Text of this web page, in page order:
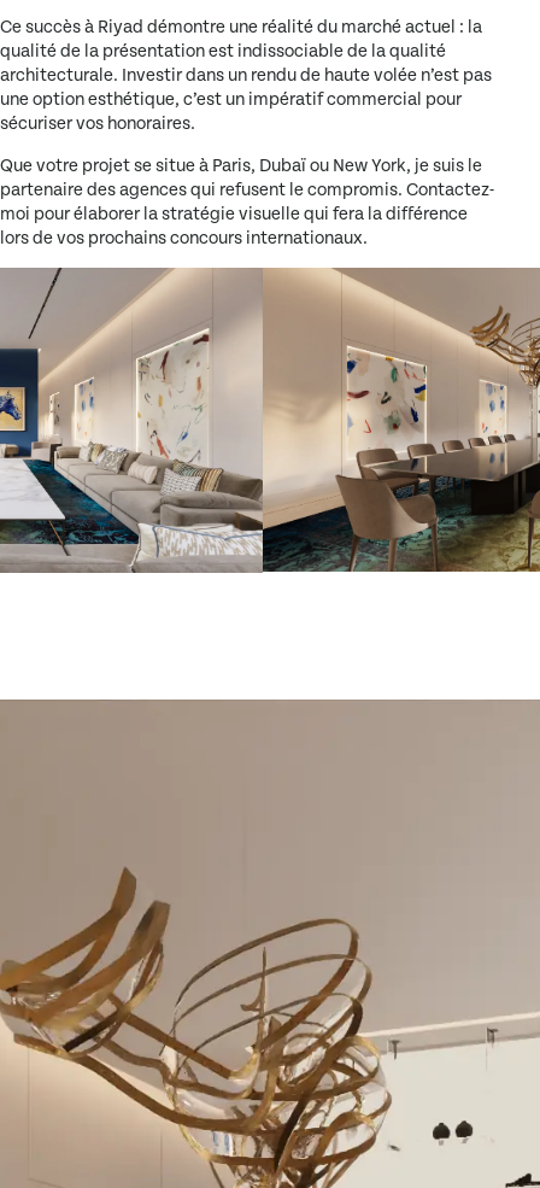
Ce succès à Riyad démontre une réalité du marché actuel : la
qualité de la présentation est indissociable de la qualité
architecturale. Investir dans un rendu de haute volée n’est pas
une option esthétique, c’est un impératif commercial pour
sécuriser vos honoraires.
Que votre projet se situe à Paris, Dubaï ou New York, je suis le
partenaire des agences qui refusent le compromis. Contactez-
moi pour élaborer la stratégie visuelle qui fera la différence
lors de vos prochains concours internationaux.